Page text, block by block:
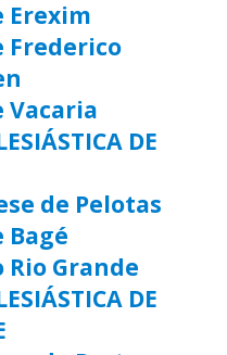
Erexim
Frederico
Vacaria
DE
de Pelotas
Bagé
Rio Grande
DE